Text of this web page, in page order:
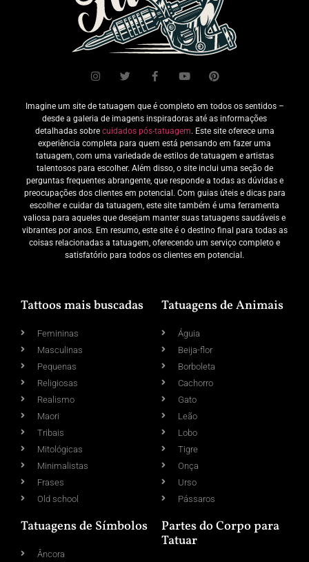
Imagine um site de tatuagem que é completo em todos os sentidos –
desde a galeria de imagens inspiradoras até as informações
detalhadas sobre cuidados pós-tatuagem. Este site oferece uma
experiência completa para quem está pensando em fazer uma
tatuagem, com uma variedade de estilos de tatuagem e artistas
talentosos para escolher. Além disso, o site inclui uma seção de
perguntas frequentes abrangente, que responde a todas as dúvidas e
preocupações dos clientes em potencial. Com guias úteis e dicas para
escolher e cuidar da tatuagem, este site também é uma ferramenta
valiosa para aqueles que desejam manter suas tatuagens saudáveis e
vibrantes por anos. Em resumo, este site é o destino final para todas as
coisas relacionadas a tatuagem, oferecendo um serviço completo e
satisfatório para todos os clientes em potencial.
Tattoos mais buscadas
Femininas
Masculinas
Pequenas
Religiosas
Realismo
Maori
Tribais
Mitológicas
Minimalistas
Frases
Old school
Tatuagens de Animais
Águia
Beija-flor
Borboleta
Cachorro
Gato
Leão
Lobo
Tigre
Onça
Urso
Pássaros
Tatuagens de Símbolos
Âncora
Partes do Corpo para
Tatuar